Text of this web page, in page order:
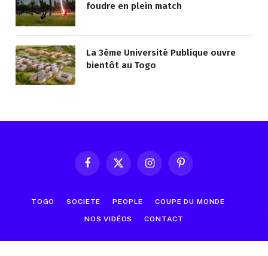
foudre en plein match
La 3ème Université Publique ouvre
bientôt au Togo
FacebookX
InstagramPinterest
TOGO SOCIETE PEOPLE COUPE DU MONDE
NOS VIDÉOS CONTACT